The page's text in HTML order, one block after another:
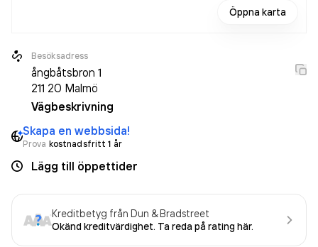
Öppna karta
Besöksadress
ångbåtsbron 1
211 20 Malmö
Vägbeskrivning
Skapa en webbsida!
Prova kostnadsfritt 1 år
Lägg till öppettider
Kreditbetyg från Dun & Bradstreet
Okänd kreditvärdighet. Ta reda på rating här.